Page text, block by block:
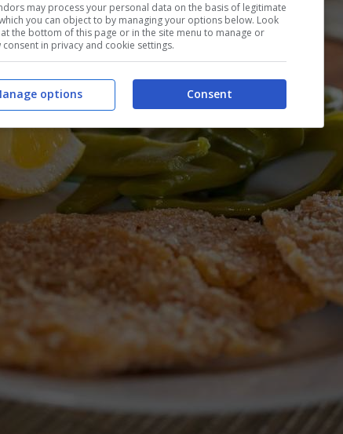
may process your personal data on the basis of legitimate
you can object to by managing your options below. Look
the bottom of this page or in the site menu to manage or
in privacy and cookie settings.
Consent
options